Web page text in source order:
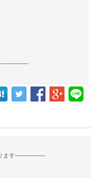
す--------------------